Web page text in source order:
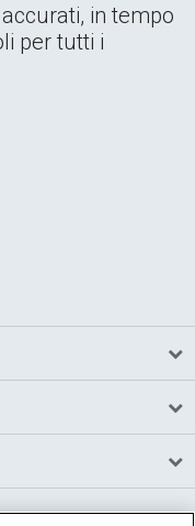
in tempo
per tutti i